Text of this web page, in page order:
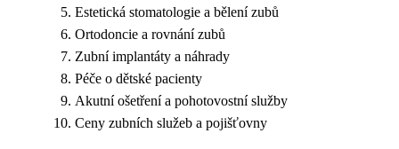
Estetická stomatologie a bělení zubů
Ortodoncie a rovnání zubů
Zubní implantáty a náhrady
Péče o dětské pacienty
Akutní ošetření a pohotovostní služby
Ceny zubních služeb a pojišťovny